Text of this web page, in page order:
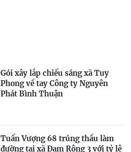
Gói xây lắp chiếu sáng xã Tuy
Phong về tay Công ty Nguyên
Phát Bình Thuận
Tuấn Vượng 68 trúng thầu làm
đường tại xã Đam Rông 3 với tỷ lệ